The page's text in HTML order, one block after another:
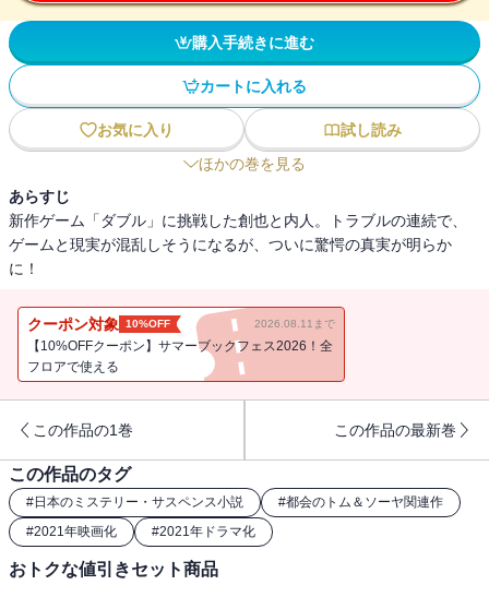
購入手続きに進む
カートに入れる
お気に入り
試し読み
ほかの巻を見る
あらすじ
新作ゲーム「ダブル」に挑戦した創也と内人。トラブルの連続で、
ゲームと現実が混乱しそうになるが、ついに驚愕の真実が明らか
に！
クーポン対象 10%OFF 2026.08.11まで
【10%OFFクーポン】サマーブックフェス2026！全
フロアで使える
この作品の1巻 この作品の最新巻
この作品のタグ
#日本のミステリー・サスペンス小説 #都会のトム＆ソーヤ関連作
#2021年映画化 #2021年ドラマ化
おトクな値引きセット商品